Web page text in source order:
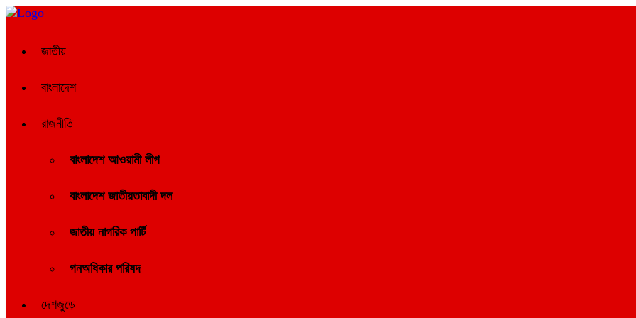
জাতীয়
বাংলাদেশ
রাজনীতি
বাংলাদেশ আওয়ামী লীগ
বাংলাদেশ জাতীয়তাবাদী দল
জাতীয় নাগরিক পার্টি
গনঅধিকার পরিষদ
দেশজুড়ে